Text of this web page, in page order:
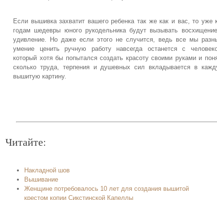
Если вышивка захватит вашего ребенка так же как и вас, то уже
годам шедевры юного рукодельника будут вызывать
удивление. Но даже если этого не случится, ведь все мы
умение ценить ручную работу навсегда останется с
который хотя бы попытался создать красоту своими руками и
сколько труда, терпения и душевных сил вкладывается в
вышитую картину.
Читайте:
Накладной шов
Вышивание
Женщине потребовалось 10 лет для создания вышитой
крестом копии Сикстинской Капеллы